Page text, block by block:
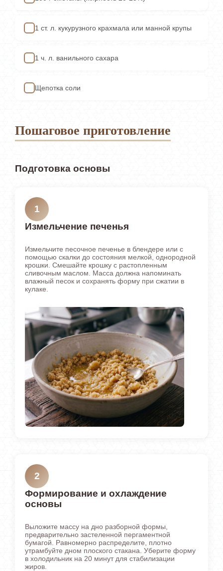
1 ст. л. кукурузного крахмала или манной крупы
1 ч. л. ванильного сахара
Щепотка соли
Пошаговое приготовление
Подготовка основы
1
Измельчение печенья
Измельчите песочное печенье в блендере или с
помощью скалки до состояния мелкой, однородной
крошки. Смешайте крошку с растопленным
сливочным маслом. Масса должна напоминать
влажный песок и сохранять форму при сжатии в
кулаке.
2
Формирование и охлаждение
основы
Выложите массу на дно разборной формы,
предварительно застеленной пергаментной
бумагой. Равномерно распределите, плотно
утрамбуйте дном плоского стакана. Уберите форму
в холодильник на 20 минут для стабилизации
жиров.